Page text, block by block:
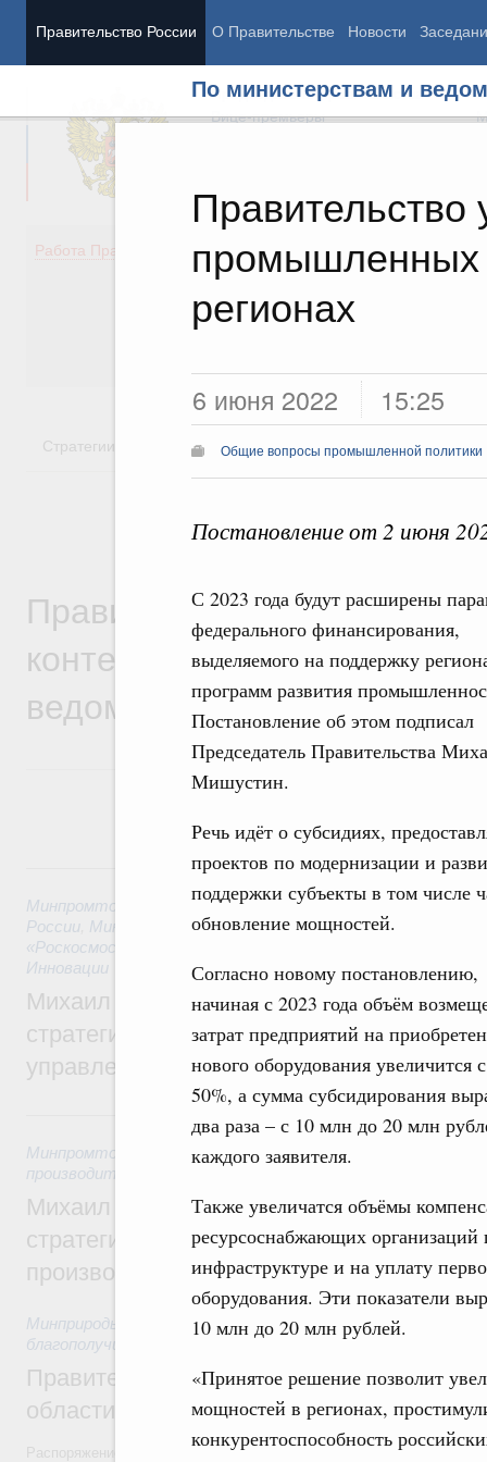
Правительство России О Правительстве Новости
По министерствам и
Правительство
промышленных
регионах
6 июня 2022 15:25
Общие вопросы промышленной политики
Постановление от 2 июня
С 2023 года будут расширены
федерального финансирования,
выделяемого на поддержку
программ развития
Постановление об этом подписал
Председатель Правительства
Мишустин.
Речь идёт о субсидиях,
проектов по модернизации и
поддержки субъекты в том числе
обновление мощностей.
Согласно новому постановлению,
начиная с 2023 года объём
затрат предприятий на
нового оборудования увеличится
50%, а сумма субсидирования
два раза – с 10 млн до 20 млн
каждого заявителя.
Также увеличатся объёмы
ресурсоснабжающих
инфраструктуре и на уплату
оборудования. Эти показатели
10 млн до 20 млн рублей.
«Принятое решение позволит
мощностей в регионах,
конкурентоспособность
Председатель Правительства
Вице-премьеры
Работа Правительства
Демография
Здоровье
Культура
Стратегии Государственные программы
Правительственная
контексте работы
ведомств
6 августа, четверг
Минпромторг России,Минфин России,
России Минсельхоз России,Минэнерго России,
«Роскосмос»
Инновации
Михаил Мишустин дал поручения по
стратегической сессии о
управления научно-технологическим
5 августа, среда
Минпромторг России,Минэкономразвития России
производительности труда и поддержки занятости
Михаил Мишустин дал поручения по
стратегической сессии, посвящённой
производительности труда
Минприроды России 5 августа 2026,Национальный
благополучие»
Правительство увеличило объём
области в рамках федерального
Распоряжение от 3 августа 2026 года №2067-р